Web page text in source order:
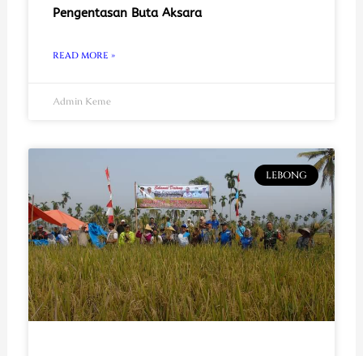
Pengentasan Buta Aksara
READ MORE »
Admin Keme
LEBONG